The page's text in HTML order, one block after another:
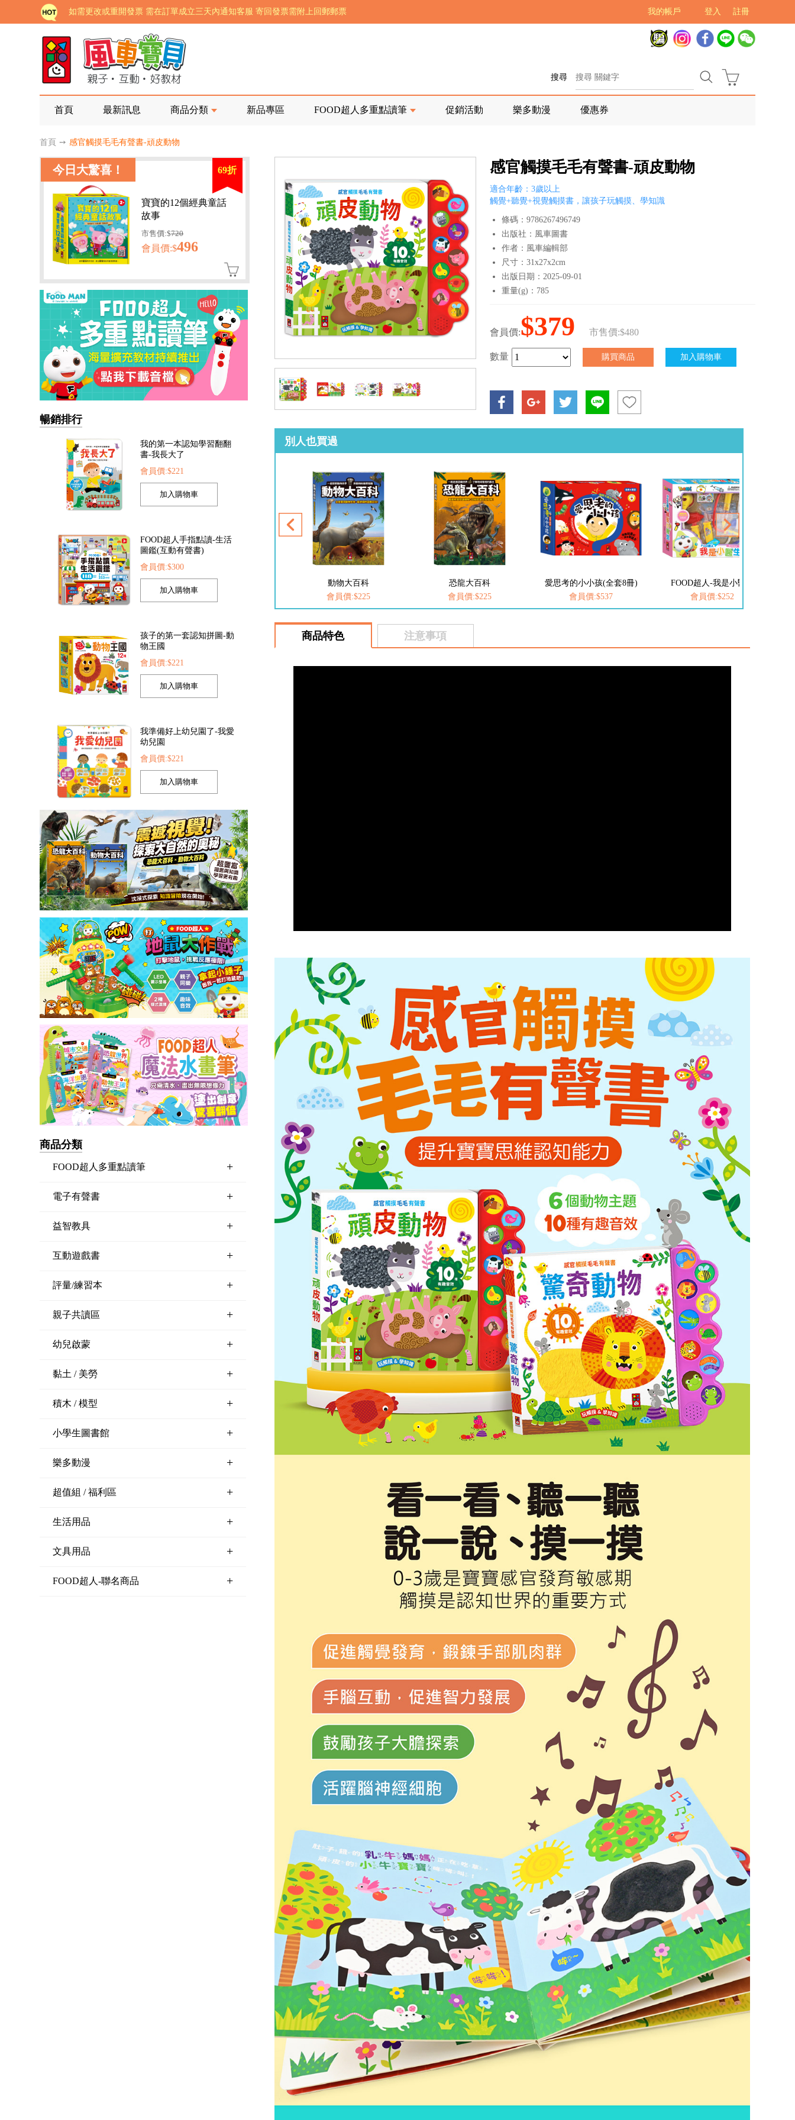
註冊
登入
我的帳戶
老師您好!!幼教會員火熱招募中~
海外購物免煩惱！點我查看『海外購物流程說明』
家長樂了!「風車書版集團暨FOOD超人企業總部」目前正興建中!
批發會員大招募，輕鬆實現財富自由!
如需更改或重開發票 需在訂單成立三天內通知客服 寄回發票需附上回郵郵票
搜尋
首頁 最新訊息 商品分類 新品專區 FOOD超人多重點讀筆 促銷活動 樂多動漫 優惠券
首頁 ➙ 感官觸摸毛毛有聲書-頑皮動物
今日大驚喜！ 69折
寶寶的12個經典童話
故事
市售價:$720
會員價:$496
暢銷排行
FOOD超人手指點讀-生活
圖鑑(互動有聲書)
會員價:$300
孩子的第一套認知拼圖-動
物王國
會員價:$221
我準備好上幼兒園了-我愛
幼兒園
會員價:$221
我的第一本認知學習翻翻
書-我長大了
會員價:$221
商品分類
FOOD超人多重點讀筆 +
電子有聲書 +
益智教具 +
互動遊戲書 +
評量/練習本 +
親子共讀區 +
幼兒啟蒙 +
黏土 / 美勞 +
積木 / 模型 +
小學生圖書館 +
樂多動漫 +
超值組 / 福利區 +
生活用品 +
文具用品 +
FOOD超人-聯名商品 +
感官觸摸毛毛有聲書-頑皮動物
適合年齡：3歲以上
觸覺+聽覺+視覺觸摸書，讓孩子玩觸摸、學知識
條碼：9786267496749
出版社：風車圖書
作者：風車編輯部
尺寸：31x27x2cm
出版日期：2025-09-01
重量(g)：785
會員價:$379 市售價:$480
數量
別人也買過
FOOD超人繽紛泡泡槍
會員價:$205
恐龍大百科
會員價:$225
愛思考的小小孩(全套8冊)
會員價:$537
FOOD超人-我是小醫生
會員價:$252
FOOD超人-我是小護士
會員價:$252
商品特色 注意事項